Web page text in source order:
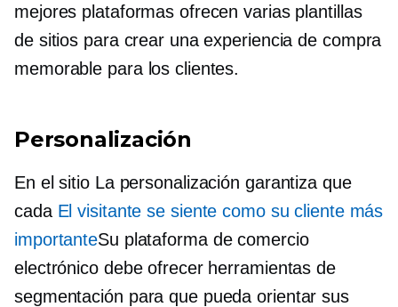
mejores plataformas ofrecen varias plantillas
de sitios para crear una experiencia de compra
memorable para los clientes.
Personalización
En el sitioLa personalización garantiza que
cada El visitante se siente como su cliente más
importanteSu plataforma de comercio
electrónico debe ofrecer herramientas de
segmentación para que pueda orientar sus